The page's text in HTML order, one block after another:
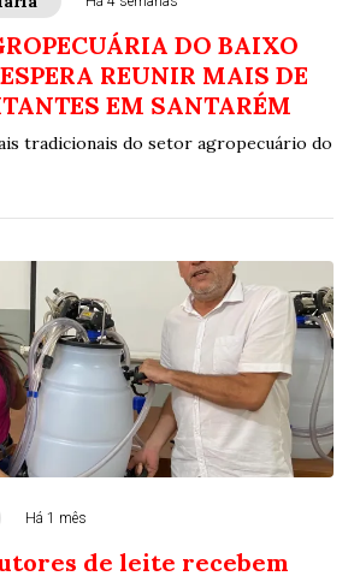
DO BAIXO
REUNIR MAIS DE
EM SANTARÉM
tradicionais do setor agropecuário do
Há 1 mês
de leite recebem